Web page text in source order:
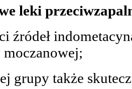
leki
źródeł
grupy także